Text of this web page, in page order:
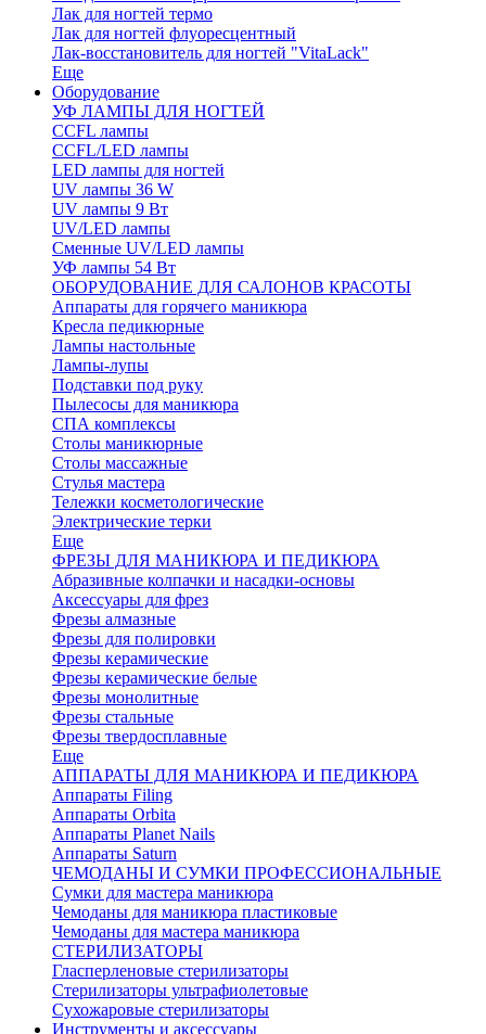
Лак для ногтей термо
Лак для ногтей флуоресцентный
Лак-восстановитель для ногтей "VitaLack"
Еще
Оборудование
УФ ЛАМПЫ ДЛЯ НОГТЕЙ
CCFL лампы
CCFL/LED лампы
LED лампы для ногтей
UV лампы 36 W
UV лампы 9 Вт
UV/LED лампы
Сменные UV/LED лампы
УФ лампы 54 Вт
ОБОРУДОВАНИЕ ДЛЯ САЛОНОВ КРАСОТЫ
Аппараты для горячего маникюра
Кресла педикюрные
Лампы настольные
Лампы-лупы
Подставки под руку
Пылесосы для маникюра
СПА комплексы
Столы маникюрные
Столы массажные
Стулья мастера
Тележки косметологические
Электрические терки
Еще
ФРЕЗЫ ДЛЯ МАНИКЮРА И ПЕДИКЮРА
Абразивные колпачки и насадки-основы
Аксессуары для фрез
Фрезы алмазные
Фрезы для полировки
Фрезы керамические
Фрезы керамические белые
Фрезы монолитные
Фрезы стальные
Фрезы твердосплавные
Еще
АППАРАТЫ ДЛЯ МАНИКЮРА И ПЕДИКЮРА
Аппараты Filing
Аппараты Orbita
Аппараты Planet Nails
Аппараты Saturn
ЧЕМОДАНЫ И СУМКИ ПРОФЕССИОНАЛЬНЫЕ
Сумки для мастера маникюра
Чемоданы для маникюра пластиковые
Чемоданы для мастера маникюра
СТЕРИЛИЗАТОРЫ
Гласперленовые стерилизаторы
Стерилизаторы ультрафиолетовые
Сухожаровые стерилизаторы
Инструменты и аксессуары